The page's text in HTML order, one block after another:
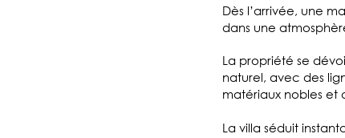
Dès l’arrivée, une
dans une
La propriété se
naturel, avec des
matériaux nobles et
La villa séduit